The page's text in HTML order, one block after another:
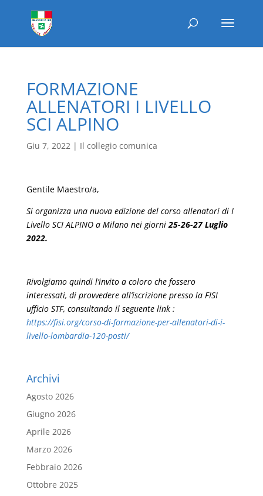
FORMAZIONE
ALLENATORI I LIVELLO
SCI ALPINO
Giu 7, 2022| Il collegio comunica
Gentile Maestro/a,
Si organizza una nuova edizione del corso allenatori di I
Livello SCI ALPINO a Milano nei giorni25-26-27 Luglio
2022.
Rivolgiamo quindi l’invito a coloro che fossero
interessati, di provvedere all’iscrizione presso la FISI
ufficio STF, consultando il seguente link :
https://fisi.org/corso-di-formazione-per-allenatori-di-i-
livello-lombardia-120-posti/
Archivi
Agosto 2026
Giugno 2026
Aprile 2026
Marzo 2026
Febbraio 2026
Ottobre 2025